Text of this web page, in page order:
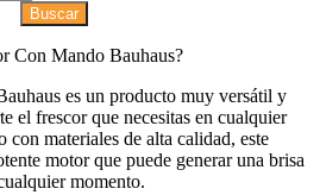
Buscar
Con Mando Bauhaus?
es un producto muy versátil y
el frescor que necesitas en cualquier
con materiales de alta calidad, este
motor que puede generar una brisa
momento.